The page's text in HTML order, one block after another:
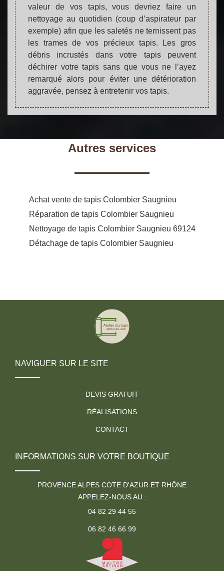
valeur de vos tapis, vous devriez faire un
nettoyage au quotidien (coup d’aspirateur par
exemple) afin que les saletés ne ternissent pas
les trames de vos précieux tapis. Les gros
débris incrustés dans votre tapis peuvent
déchirer votre tapis sans que vous ne l’ayez
remarqué alors pour éviter une détérioration
aggravée, pensez à entretenir vos tapis.
Autres services
Achat vente de tapis Colombier Saugnieu
Réparation de tapis Colombier Saugnieu
Nettoyage de tapis Colombier Saugnieu 69124
Détachage de tapis Colombier Saugnieu
NAVIGUER SUR LE SITE
DEVIS GRATUIT
RÉALISATIONS
CONTACT
INFORMATIONS SUR VOTRE BOUTIQUE
PROVENCE ALPES COTE D'AZUR ET RHÔNE
APPELEZ-NOUS AU :
04 82 29 44 55
06 82 46 66 99